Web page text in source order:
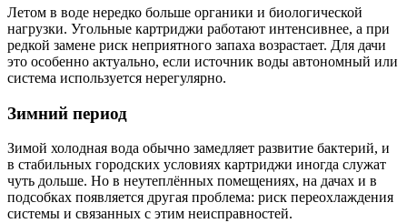
Летом в воде нередко больше органики и биологической
нагрузки. Угольные картриджи работают интенсивнее, а при
редкой замене риск неприятного запаха возрастает. Для дачи
это особенно актуально, если источник воды автономный или
система используется нерегулярно.
Зимний период
Зимой холодная вода обычно замедляет развитие бактерий, и
в стабильных городских условиях картриджи иногда служат
чуть дольше. Но в неутеплённых помещениях, на дачах и в
подсобках появляется другая проблема: риск переохлаждения
системы и связанных с этим неисправностей.